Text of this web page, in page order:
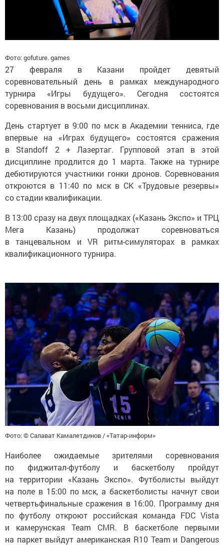
Фото: gofuture. games
27 февраля в Казани пройдет девятый
соревновательный день в рамках международного
турнира «Игры будущего». Сегодня состоятся
соревнования в восьми дисциплинах.
День стартует в 9:00 по мск в Академии тенниса, где
впервые на «Играх будущего» состоятся сражения
в Standoff 2 + Лазертаг. Групповой этап в этой
дисциплине продлится до 1 марта. Также на турнире
дебютируются участники гонки дронов. Соревнования
откроются в 11:40 по мск в СК «Трудовые резервы»
со стадии квалификации.
В 13:00 сразу на двух площадках («Казань Экспо» и ТРЦ
Мега Казань) продолжат соревноваться
в танцевальном и VR ритм-симуляторах в рамках
квалификационного турнира.
Фото: © Салават Камалетдинов / «Татар-информ»
Наиболее ожидаемые зрителями соревнования
по фиджитал-футболу и баскетболу пройдут
на территории «Казань Экспо». Футболисты выйдут
на поле в 15:00 по мск, а баскетболисты начнут свои
четвертьфинальные сражения в 16:00. Программу дня
по футболу откроют российская команда FDC Vista
и камерунская Team CMR. В баскетболе первыми
на паркет выйдут американская R10 Team и Dangerous